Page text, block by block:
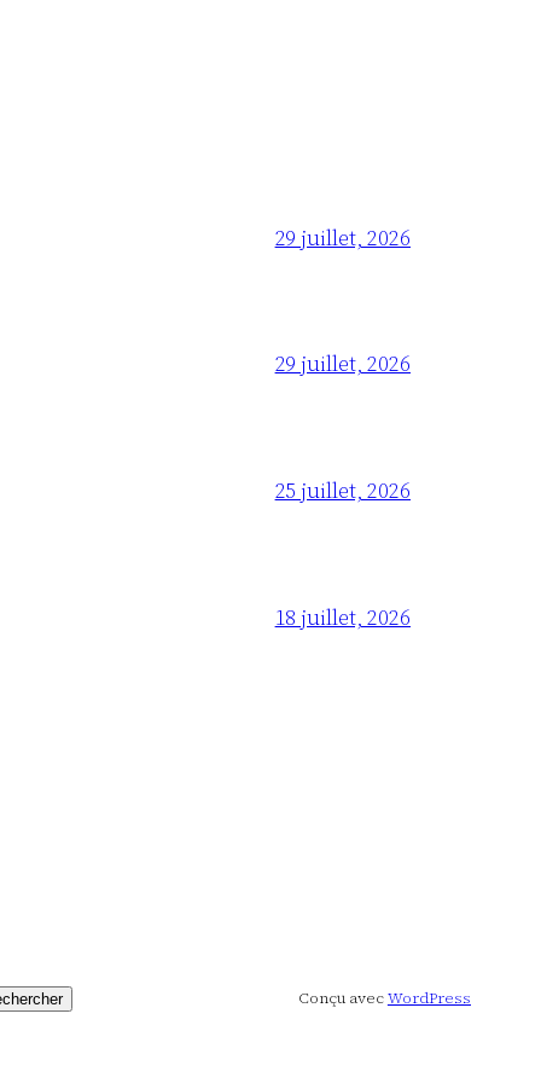
29 juillet, 2026
29 juillet, 2026
25 juillet, 2026
18 juillet, 2026
Conçu avecWordPress